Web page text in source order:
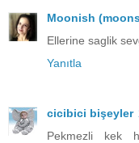
Moonish
Ellerine saglik
Yanıtla
cicibici bişeyler
Pekmezli kek